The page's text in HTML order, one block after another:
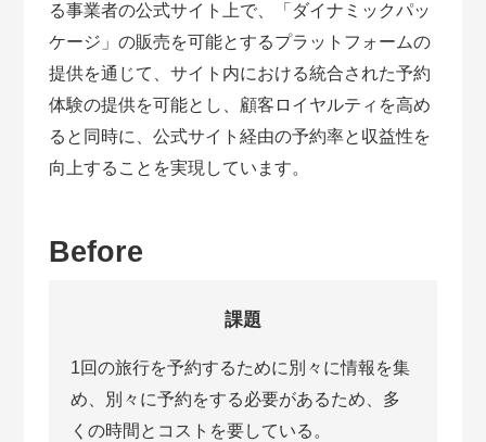
る事業者の公式サイト上で、「ダイナミックパッ
ケージ」の販売を可能とするプラットフォームの
提供を通じて、サイト内における統合された予約
体験の提供を可能とし、顧客ロイヤルティを高め
ると同時に、公式サイト経由の予約率と収益性を
向上することを実現しています。
Before
課題
1回の旅行を予約するために別々に情報を集
め、別々に予約をする必要があるため、多
くの時間とコストを要している。